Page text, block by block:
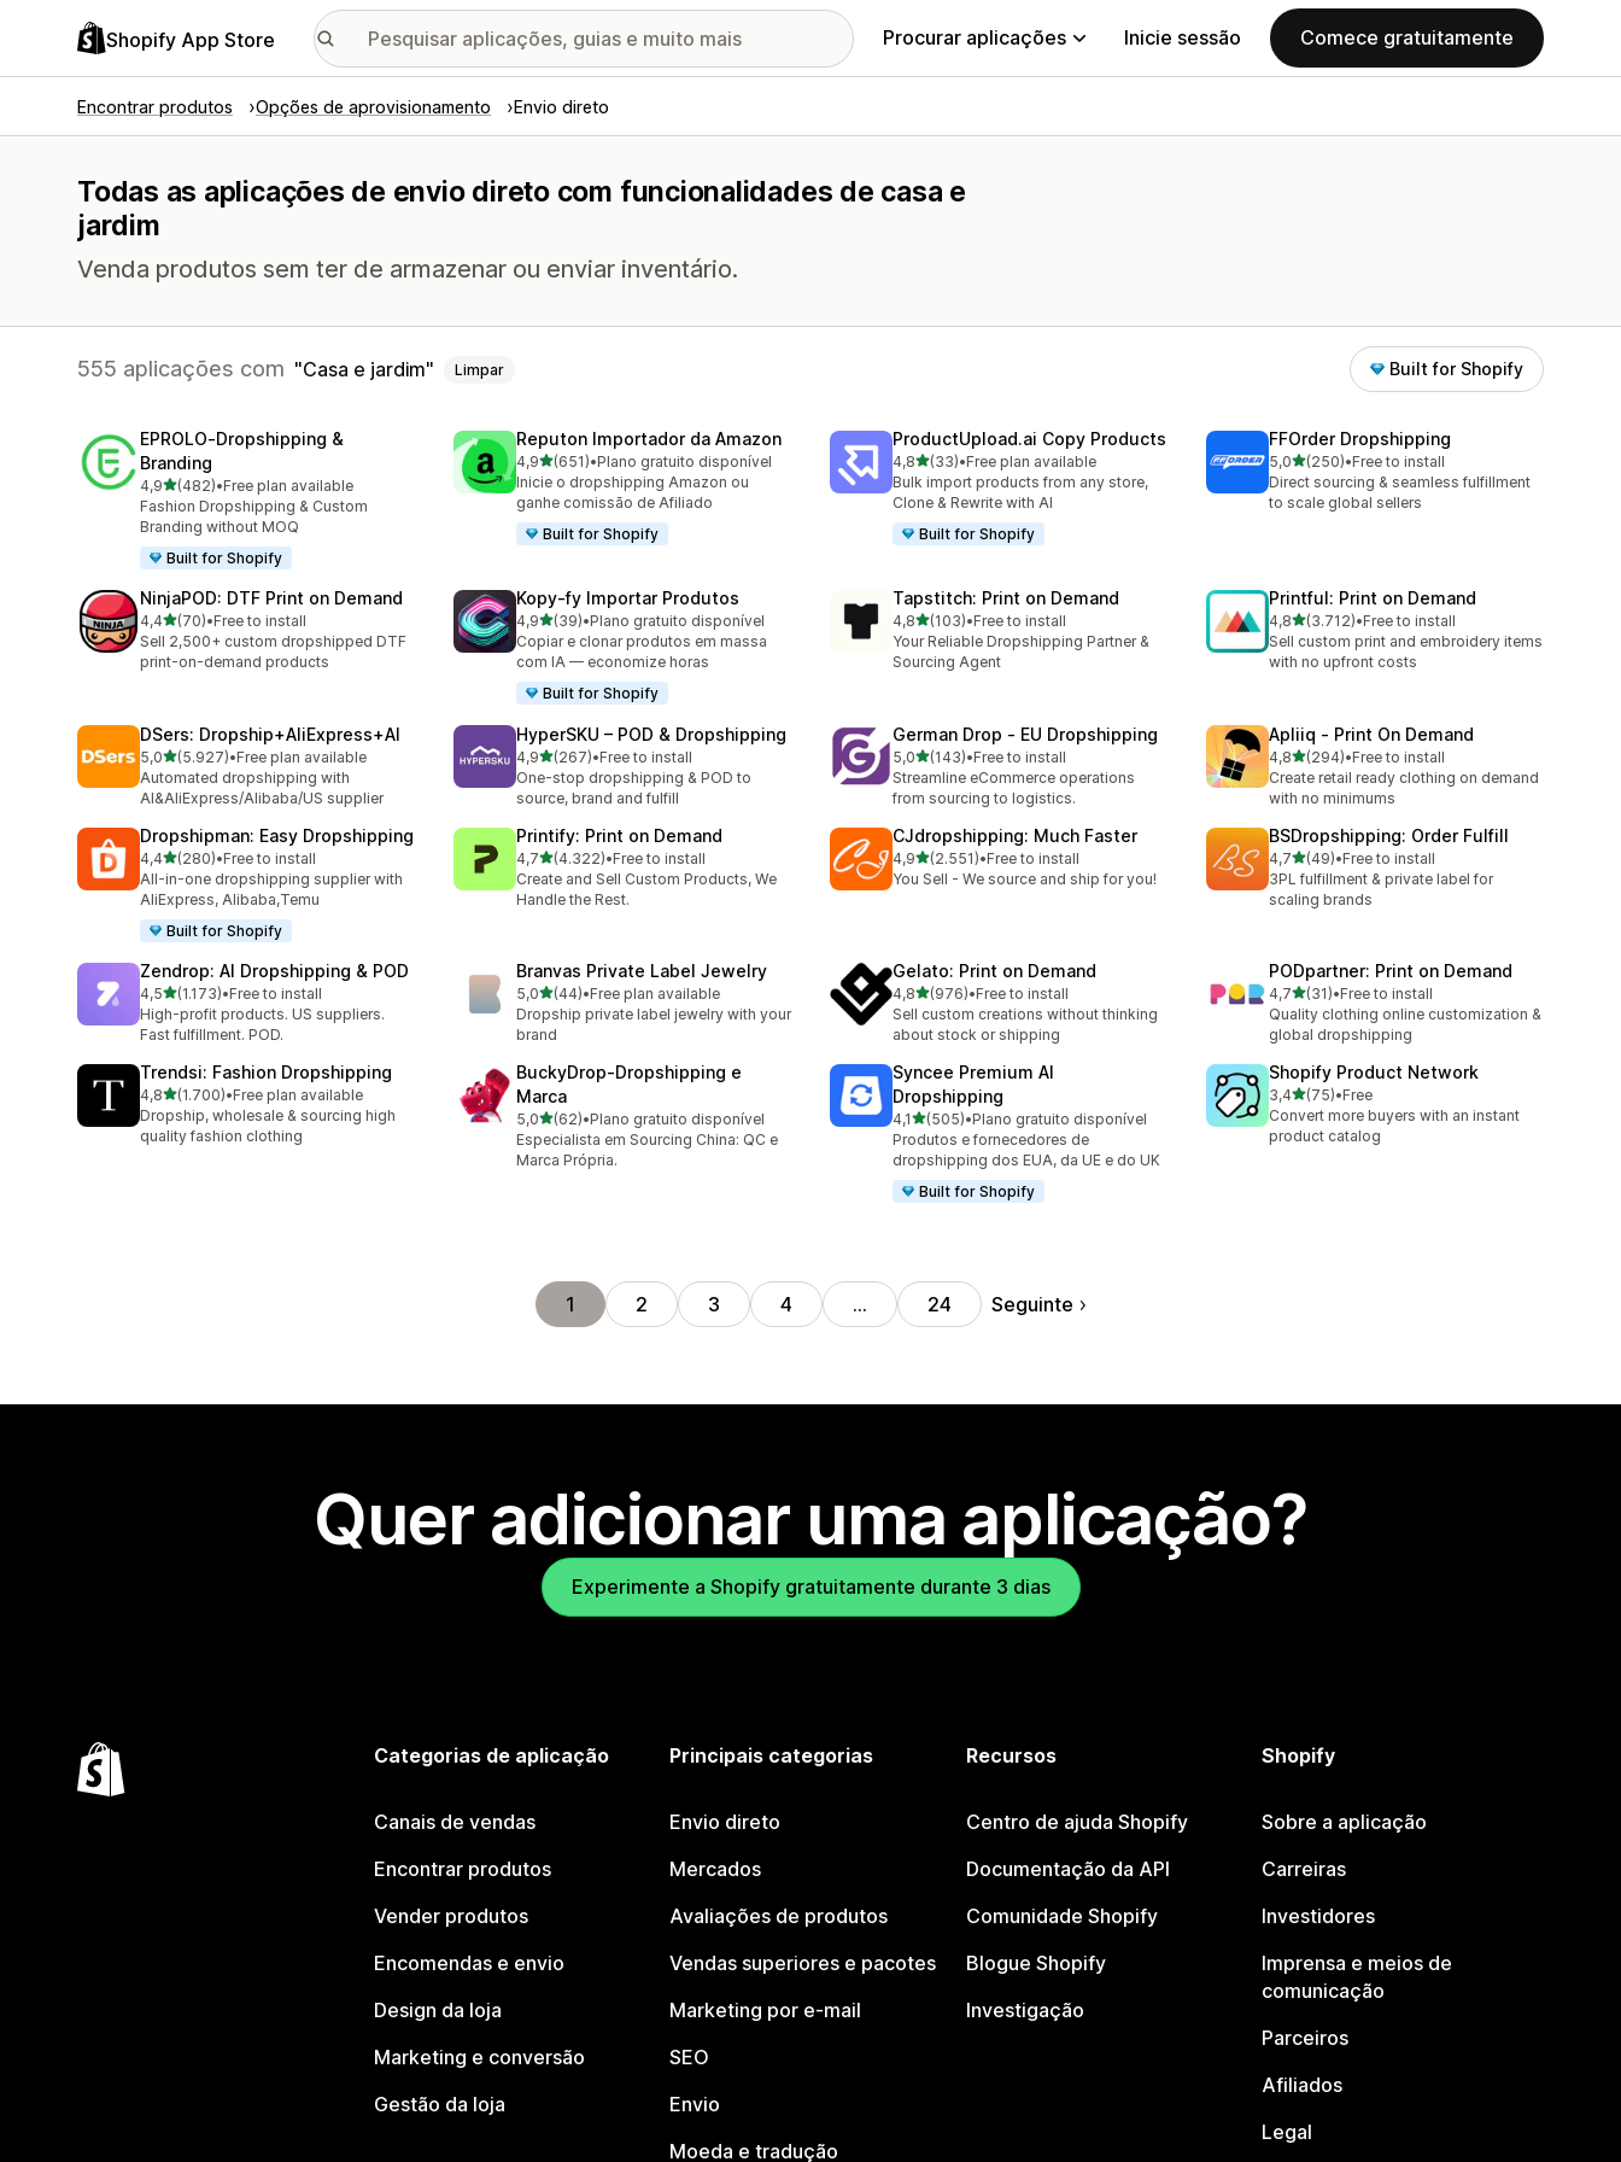
Shopify App Store Procurar aplicações Inicie sessão Comece gratuitamente
Encontrar produtos Opções de aprovisionamento Envio direto
Todas as aplicações de envio direto com funcionalidades de casa e
jardim
Venda produtos sem ter de armazenar ou enviar inventário.
555 aplicações com Casa e jardim Limpar Built for Shopify
EPROLO‑Dropshipping &
Branding
4,9de 5 estrelas
(482)
482 total de avaliações
•Free plan available
Fashion Dropshipping & Custom
Branding without MOQ
Built for Shopify
Reputon Importador da Amazon
4,9de 5 estrelas
(651)
651 total de avaliações
•Plano gratuito disponível
Inicie o dropshipping Amazon ou
ganhe comissão de Afiliado
Built for Shopify
ProductUpload.ai Copy Products
4,8de 5 estrelas
(33)
33 total de avaliações
•Free plan available
Bulk import products from any store,
Clone & Rewrite with AI
Built for Shopify
FFOrder Dropshipping
5,0de 5 estrelas
(250)
250 total de avaliações
•Free to install
Direct sourcing & seamless fulfillment
to scale global sellers
NinjaPOD: DTF Print on Demand
4,4de 5 estrelas
(70)
70 total de avaliações
•Free to install
Sell 2,500+ custom dropshipped DTF
print-on-demand products
Kopy‑fy Importar Produtos
4,9de 5 estrelas
(39)
39 total de avaliações
•Plano gratuito disponível
Copiar e clonar produtos em massa
com IA — economize horas
Built for Shopify
Tapstitch: Print on Demand
4,8de 5 estrelas
(103)
103 total de avaliações
•Free to install
Your Reliable Dropshipping Partner &
Sourcing Agent
Printful: Print on Demand
4,8de 5 estrelas
(3.712)
3712 total de avaliações
•Free to install
Sell custom print and embroidery items
with no upfront costs
DSers: Dropship+AliExpress+AI
5,0de 5 estrelas
(5.927)
5927 total de avaliações
•Free plan available
Automated dropshipping with
AI&AliExpress/Alibaba/US supplier
HyperSKU – POD & Dropshipping
4,9de 5 estrelas
(267)
267 total de avaliações
•Free to install
One-stop dropshipping & POD to
source, brand and fulfill
German Drop ‑ EU Dropshipping
5,0de 5 estrelas
(143)
143 total de avaliações
•Free to install
Streamline eCommerce operations
from sourcing to logistics.
Apliiq ‑ Print On Demand
4,8de 5 estrelas
(294)
294 total de avaliações
•Free to install
Create retail ready clothing on demand
with no minimums
Dropshipman: Easy Dropshipping
4,4de 5 estrelas
(280)
280 total de avaliações
•Free to install
All-in-one dropshipping supplier with
AliExpress, Alibaba,Temu
Built for Shopify
Printify: Print on Demand
4,7de 5 estrelas
(4.322)
4322 total de avaliações
•Free to install
Create and Sell Custom Products, We
Handle the Rest.
CJdropshipping: Much Faster
4,9de 5 estrelas
(2.551)
2551 total de avaliações
•Free to install
You Sell - We source and ship for you!
BSDropshipping: Order Fulfill
4,7de 5 estrelas
(49)
49 total de avaliações
•Free to install
3PL fulfillment & private label for
scaling brands
Zendrop: AI Dropshipping & POD
4,5de 5 estrelas
(1.173)
1173 total de avaliações
•Free to install
High-profit products. US suppliers.
Fast fulfillment. POD.
Branvas Private Label Jewelry
5,0de 5 estrelas
(44)
44 total de avaliações
•Free plan available
Dropship private label jewelry with your
brand
Gelato: Print on Demand
4,8de 5 estrelas
(976)
976 total de avaliações
•Free to install
Sell custom creations without thinking
about stock or shipping
PODpartner: Print on Demand
4,7de 5 estrelas
(31)
31 total de avaliações
•Free to install
Quality clothing online customization &
global dropshipping
Trendsi: Fashion Dropshipping
4,8de 5 estrelas
(1.700)
1700 total de avaliações
•Free plan available
Dropship, wholesale & sourcing high
quality fashion clothing
BuckyDrop‑Dropshipping e
Marca
5,0de 5 estrelas
(62)
62 total de avaliações
•Plano gratuito disponível
Especialista em Sourcing China: QC e
Marca Própria.
Syncee Premium AI
Dropshipping
4,1de 5 estrelas
(505)
505 total de avaliações
•Plano gratuito disponível
Produtos e fornecedores de
dropshipping dos EUA, da UE e do UK
Built for Shopify
Shopify Product Network
3,4de 5 estrelas
(75)
75 total de avaliações
•Free
Convert more buyers with an instant
product catalog
1 2 3 4 … 24 Seguinte
Quer adicionar uma aplicação?
Experimente a Shopify gratuitamente durante 3 dias
Categorias de aplicação
Canais de vendas
Encontrar produtos
Vender produtos
Encomendas e envio
Design da loja
Marketing e conversão
Gestão da loja
Principais categorias
Envio direto
Mercados
Avaliações de produtos
Vendas superiores e pacotes
Marketing por e-mail
SEO
Envio
Moeda e tradução
Recursos
Centro de ajuda Shopify
Documentação da API
Comunidade Shopify
Blogue Shopify
Investigação
Shopify
Sobre a aplicação
Carreiras
Investidores
Imprensa e meios de
comunicação
Parceiros
Afiliados
Legal